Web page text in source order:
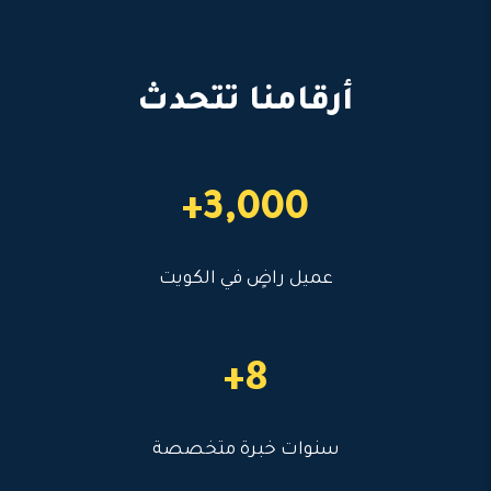
أرقامنا تتحدث
3,000+
عميل راضٍ في الكويت
8+
سنوات خبرة متخصصة